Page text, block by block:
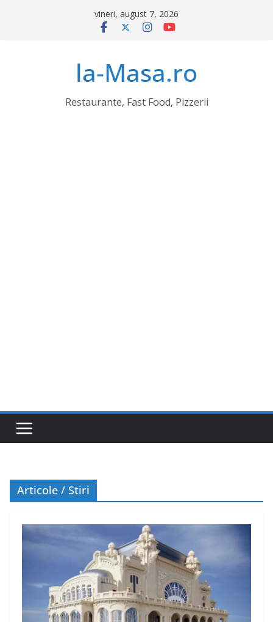
vineri, august 7, 2026
la-Masa.ro
Restaurante, Fast Food, Pizzerii
Articole / Stiri